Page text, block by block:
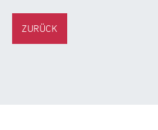
ZURÜCK
Training